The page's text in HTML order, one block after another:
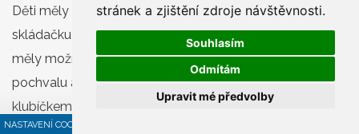
stránek a zjištění zdroje návštěvnosti.
Souhlasím
Odmítám
Upravit mé předvolby
NASTAVENÍ COOKIES
Děti měly např. skládat ve skupinkách složitou
skládačku, která potrápila i ty nejbystřejší hlavičky. Také
měly možnost vyjádřit druhým spolužákům nějakou
pochvalu a předat jim Stužku přátelství, či spojit se
klubíčkem se všemi spolužáky.